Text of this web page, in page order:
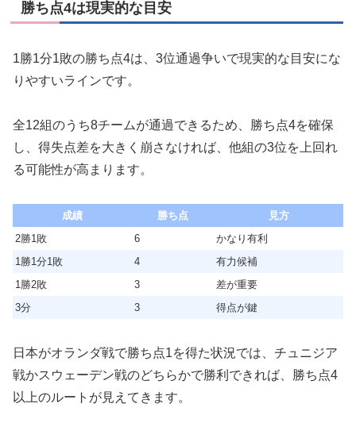
勝ち点4は現実的な目安
1勝1分1敗の勝ち点4は、3位通過争いで現実的な目安にな
りやすいラインです。
全12組のうち8チームが通過できるため、勝ち点4を確保
し、得失点差を大きく崩さなければ、他組の3位を上回れ
る可能性が高まります。
成績 勝ち点
見方
2勝1敗
6
かなり有利
1勝1分1敗
4
有力候補
1勝2敗
3
差が重要
3分
3 得点が鍵
日本がオランダ戦で勝ち点1を得た状況では、チュニジア
戦かスウェーデン戦のどちらかで勝利できれば、勝ち点4
以上のルートが見えてきます。